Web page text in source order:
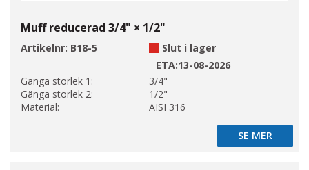
Muff reducerad 3/4" × 1/2"
Artikelnr: B18-5
Slut i lager
ETA:13-08-2026
Gänga storlek 1:
3/4"
Gänga storlek 2:
1/2"
Material:
AISI 316
SE MER
SE MER